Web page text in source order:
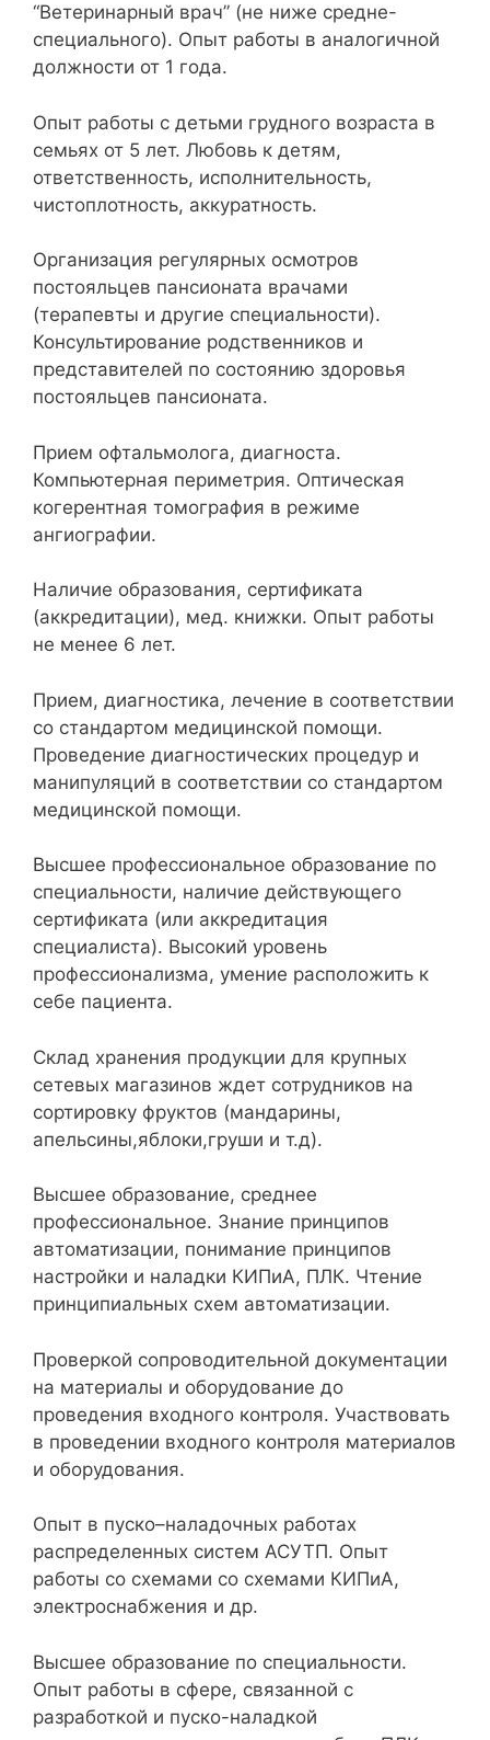
“Ветеринарный врач” (не ниже средне-
специального). Опыт работы в аналогичной
должности от 1 года.
Опыт работы с детьми грудного возраста в
семьях от 5 лет. Любовь к детям,
ответственность, исполнительность,
чистоплотность, аккуратность.
Организация регулярных осмотров
постояльцев пансионата врачами
(терапевты и другие специальности).
Консультирование родственников и
представителей по состоянию здоровья
постояльцев пансионата.
Прием офтальмолога, диагноста.
Компьютерная периметрия. Оптическая
когерентная томография в режиме
ангиографии.
Наличие образования, сертификата
(аккредитации), мед. книжки. Опыт работы
не менее 6 лет.
Прием, диагностика, лечение в соответствии
со стандартом медицинской помощи.
Проведение диагностических процедур и
манипуляций в соответствии со стандартом
медицинской помощи.
Высшее профессиональное образование по
специальности, наличие действующего
сертификата (или аккредитация
специалиста). Высокий уровень
профессионализма, умение расположить к
себе пациента.
Склад хранения продукции для крупных
сетевых магазинов ждет сотрудников на
сортировку фруктов (мандарины,
апельсины,яблоки,груши и т.д).
Высшее образование, среднее
профессиональное. Знание принципов
автоматизации, понимание принципов
настройки и наладки КИПиА, ПЛК. Чтение
принципиальных схем автоматизации.
Проверкой сопроводительной документации
на материалы и оборудование до
проведения входного контроля. Участвовать
в проведении входного контроля материалов
и оборудования.
Опыт в пуско–наладочных работах
распределенных систем АСУТП. Опыт
работы со схемами со схемами КИПиА,
электроснабжения и др.
Высшее образование по специальности.
Опыт работы в сфере, связанной с
разработкой и пуско-наладкой